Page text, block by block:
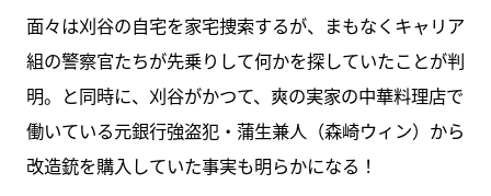
面々は刈谷の自宅を家宅捜索するが、まもなくキャリア
組の警察官たちが先乗りして何かを探していたことが判
明。と同時に、刈谷がかつて、爽の実家の中華料理店で
働いている元銀行強盗犯・蒲生兼人（森崎ウィン）から
改造銃を購入していた事実も明らかになる！